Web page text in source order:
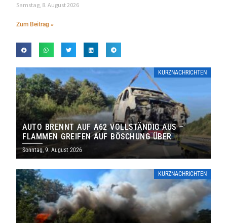
Samstag, 8. August 2026
Zum Beitrag »
KURZNACHRICHTEN
AUTO BRENNT AUF A62 VOLLSTÄNDIG AUS –
FLAMMEN GREIFEN AUF BÖSCHUNG ÜBER
Sonntag, 9. August 2026
KURZNACHRICHTEN